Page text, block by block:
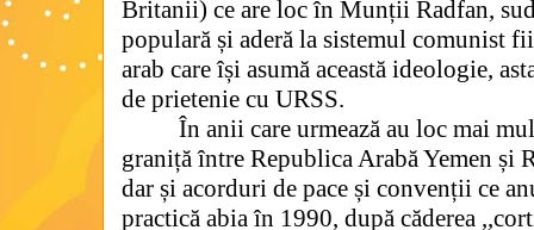
Britanii) ce are loc în Munții Radfan,
populară și aderă la sistemul comunist
arab care își asumă această ideologie,
de prietenie cu URSS.
În anii care urmează au loc mai
graniță între Republica Arabă Yemen și
dar și acorduri de pace și convenții ce
practică abia în 1990, după căderea